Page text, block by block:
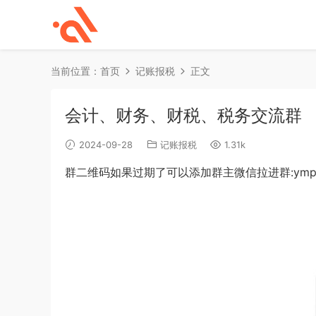
当前位置： 首页 记账报税 正文
会计、财务、财税、税务交流群
2024-09-28 记账报税 1.31k
群二维码如果过期了可以添加群主微信拉进群